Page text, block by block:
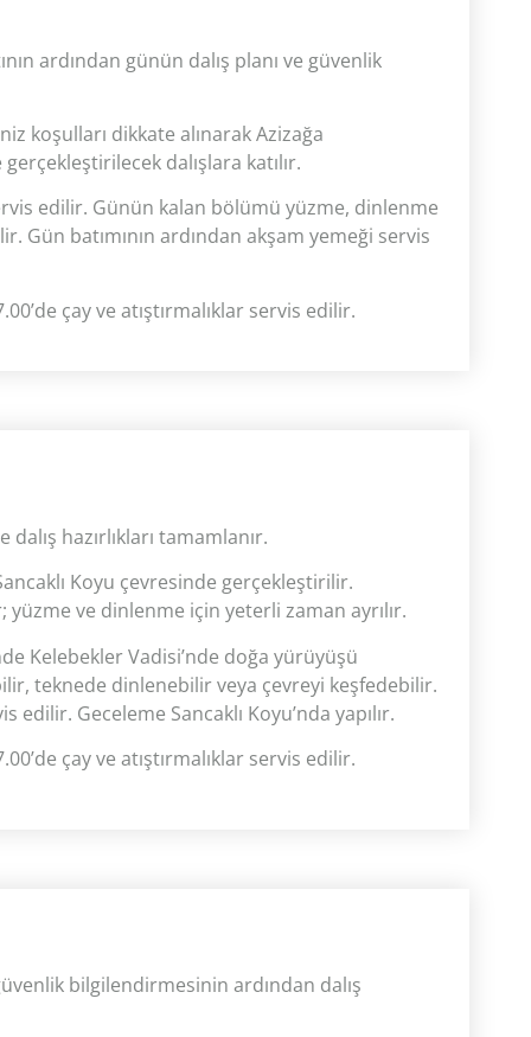
ardından günün dalış planı ve güvenlik
koşulları dikkate alınarak Azizağa
dalışlara katılır.
edilir. Günün kalan bölümü yüzme, dinlenme
batımının ardından akşam yemeği servis
çay ve atıştırmalıklar servis edilir.
hazırlıkları tamamlanır.
Koyu çevresinde gerçekleştirilir.
yüzme ve dinlenme için yeterli zaman ayrılır.
Kelebekler Vadisi’nde doğa yürüyüşü
teknede dinlenebilir veya çevreyi keşfedebilir.
edilir. Geceleme Sancaklı Koyu’nda yapılır.
çay ve atıştırmalıklar servis edilir.
bilgilendirmesinin ardından dalış